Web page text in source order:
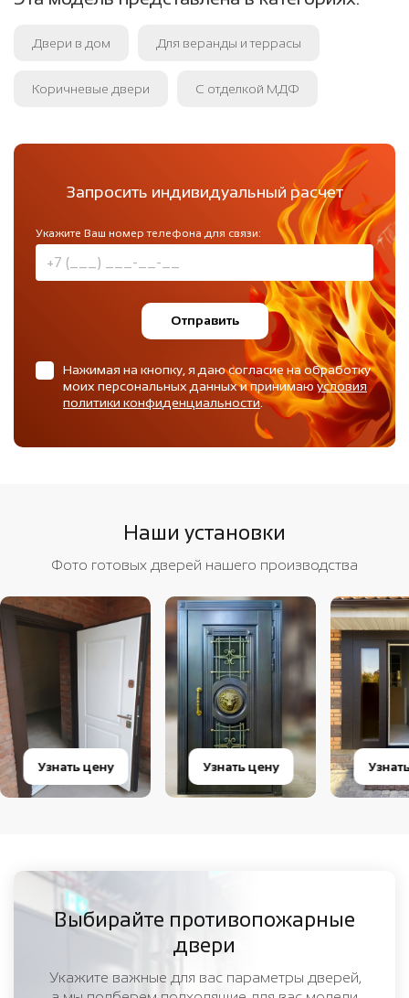
Двери в дом Для веранды и террасы
Коричневые двери С отделкой МДФ
Запросить индивидуальный расчет
Укажите Ваш номер телефона для связи:
Отправить
Нажимая на кнопку, я даю согласие на обработку
моих персональных данных и принимаюусловия
политики конфиденциальности.
Наши установки
Фото готовых дверей нашего производства
Узнать цену Узнать цену
Выбирайте противопожарные
двери
Укажите важные для вас параметры дверей,